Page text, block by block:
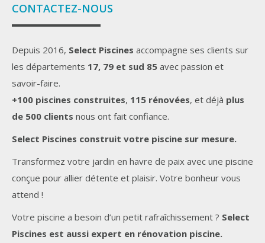
CONTACTEZ-NOUS
Depuis 2016, Select Piscines accompagne ses clients sur
les départements 17, 79 et sud 85 avec passion et
savoir-faire.
+100 piscines construites, 115 rénovées, et déjà plus
de 500 clients nous ont fait confiance.
Select Piscines construit votre piscine sur mesure.
Transformez votre jardin en havre de paix avec une piscine
conçue pour allier détente et plaisir. Votre bonheur vous
attend !
Votre piscine a besoin d’un petit rafraîchissement ? Select
Piscines est aussi expert en rénovation piscine.